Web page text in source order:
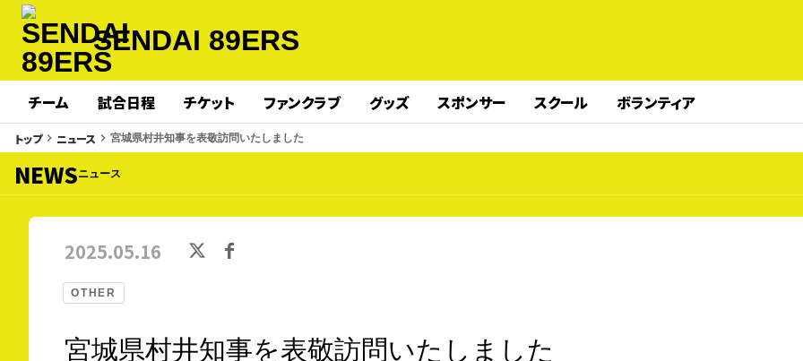
SENDAI 89ERS
チーム 試合日程 チケット ファンクラブ グッズ スポンサー スクール ボランティア
トップkeyboard_arrow_right ニュース keyboard_arrow_right 宮城県村井知事を表敬訪問いたしました
NEWSニュース
OTHER
2025.05.16
宮城県村井知事を表敬訪問いたしました